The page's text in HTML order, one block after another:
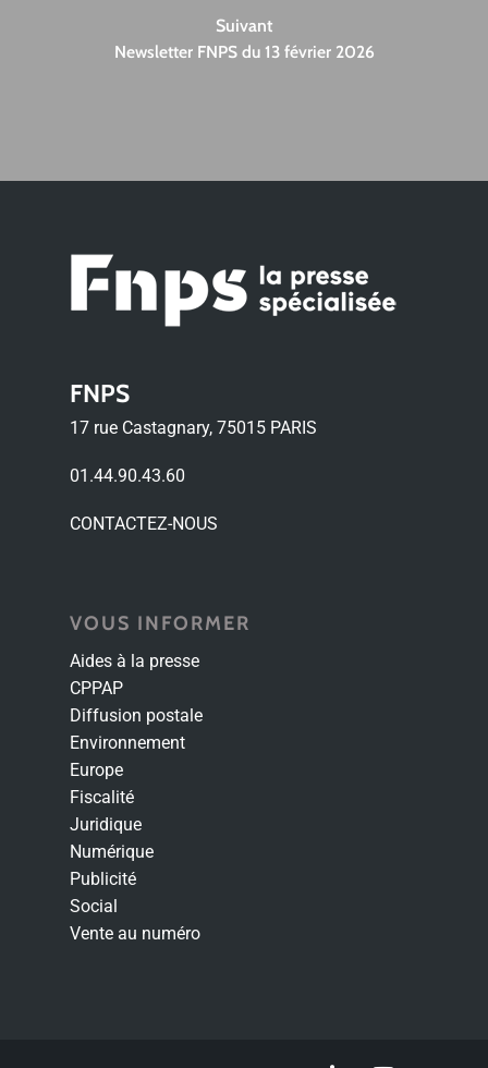
Suivant
Newsletter FNPS du 13 février 2026
FNPS
17 rue Castagnary, 75015 PARIS
01.44.90.43.60
CONTACTEZ-NOUS
VOUS INFORMER
Aides à la presse
CPPAP
Diffusion postale
Environnement
Europe
Fiscalité
Juridique
Numérique
Publicité
Social
Vente au numéro